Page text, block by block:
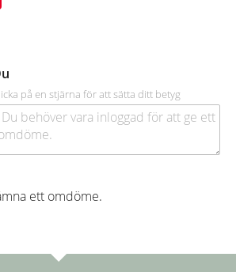
på en stjärna för att sätta ditt betyg
ett omdöme.